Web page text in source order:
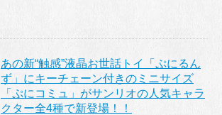
あの新“触感”液晶お世話トイ「ぷにるん
ず」にキーチェーン付きのミニサイズ
「ぷにコミュ」がサンリオの人気キャラ
クター全4種で新登場！！